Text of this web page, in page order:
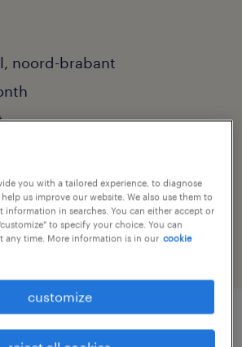
noord-brabant
distribution
you with a tailored experience, to diagnose
us improve our website. We also use them to
information in searches. You can either accept or
to specify your choice. You can
any time. More information is in our cookie
customize